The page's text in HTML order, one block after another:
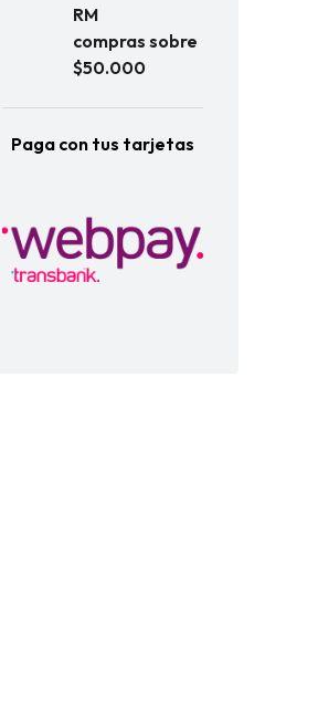
RM
compras sobre
$50.000
Paga con tus tarjetas